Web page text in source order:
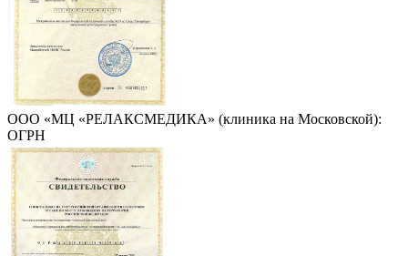
ООО «МЦ «РЕЛАКСМЕДИКА» (клиника на Московской):
ОГРН